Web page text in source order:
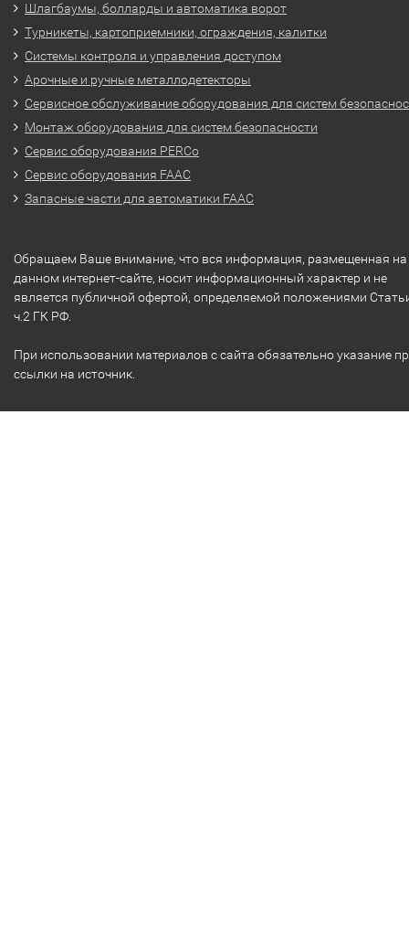
Шлагбаумы, болларды и автоматика ворот
Турникеты, картоприемники, ограждения, калитки
Системы контроля и управления доступом
Арочные и ручные металлодетекторы
Сервисное обслуживание оборудования для систем
Монтаж оборудования для систем безопасности
Сервис оборудования PERCo
Сервис оборудования FAAC
Запасные части для автоматики FAAC
Обращаем Ваше внимание, что вся информация, размещенная на
данном интернет-сайте, носит информационный характер и не
является публичной офертой, определяемой положениями
ч.2 ГК РФ.
При использовании материалов с сайта обязательно указание
ссылки на источник.